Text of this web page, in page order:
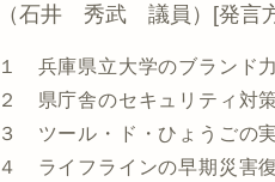
（石井 秀武 議員）[発言
１ 兵庫県立大学のブランド
２ 県庁舎のセキュリティ対
３ ツール・ド・ひょうごの
４ ライフラインの早期災害